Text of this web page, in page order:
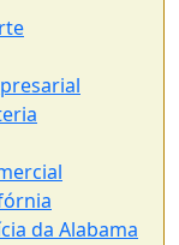
da Alabama